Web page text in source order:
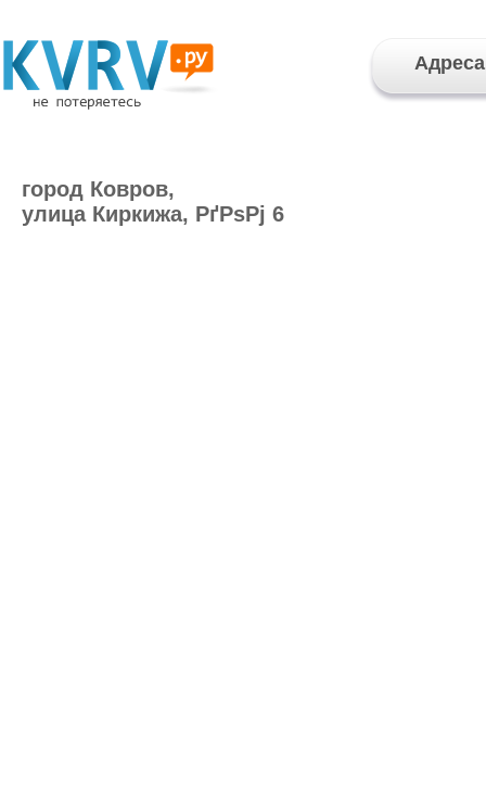
Адреса
город Ковров,
улица Киркижа, РґРѕРј 6